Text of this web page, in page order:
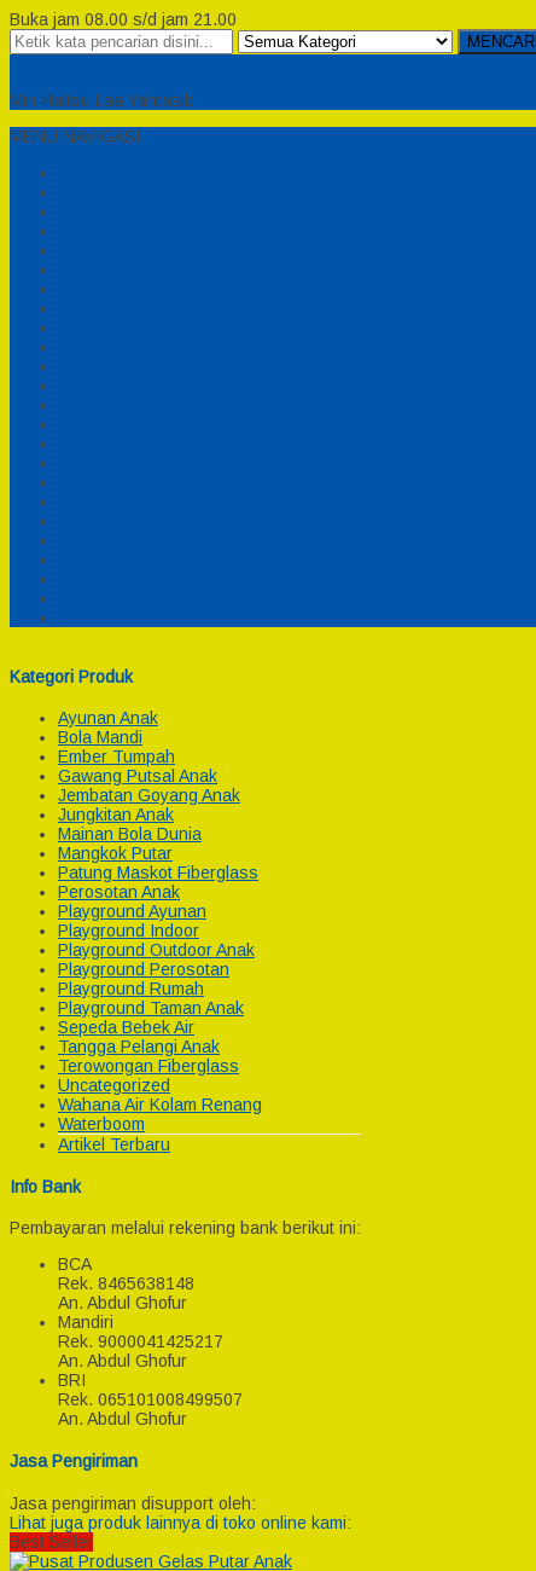
Buka jam 08.00 s/d jam 21.00
MENCARI
Min Haitsu Laa Yahtasib
MENU NAVIGASI
Kategori Produk
Ayunan Anak
Bola Mandi
Ember Tumpah
Gawang Putsal Anak
Jembatan Goyang Anak
Jungkitan Anak
Mainan Bola Dunia
Mangkok Putar
Patung Maskot Fiberglass
Perosotan Anak
Playground Ayunan
Playground Indoor
Playground Outdoor Anak
Playground Perosotan
Playground Rumah
Playground Taman Anak
Sepeda Bebek Air
Tangga Pelangi Anak
Terowongan Fiberglass
Uncategorized
Wahana Air Kolam Renang
Waterboom
Artikel Terbaru
Info Bank
Pembayaran melalui rekening bank berikut ini:
BCA
Rek. 8465638148
An. Abdul Ghofur
Mandiri
Rek. 9000041425217
An. Abdul Ghofur
BRI
Rek. 065101008499507
An. Abdul Ghofur
Jasa Pengiriman
Jasa pengiriman disupport oleh:
Lihat juga produk lainnya di toko online kami:
Best Seller